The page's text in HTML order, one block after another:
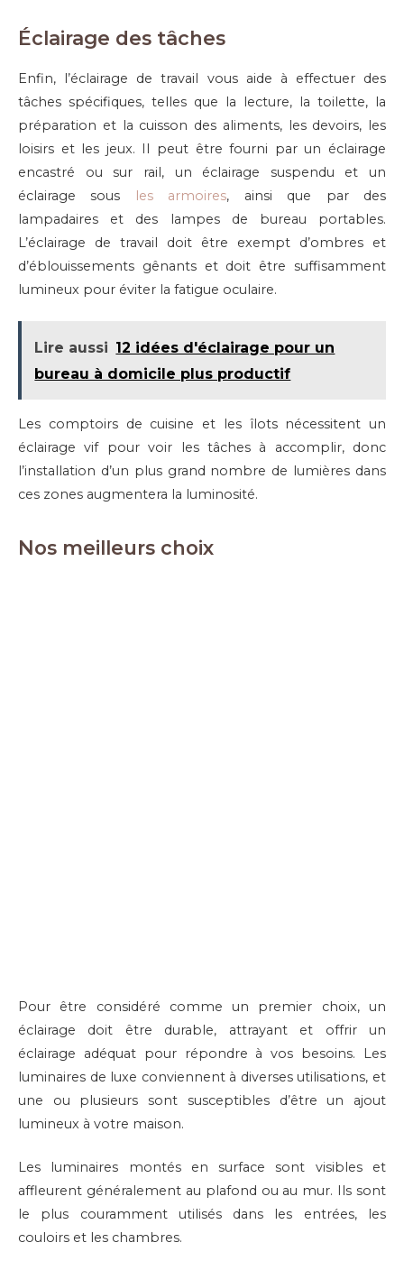
Éclairage des tâches
Enfin, l’éclairage de travail vous aide à effectuer des
tâches spécifiques, telles que la lecture, la toilette, la
préparation et la cuisson des aliments, les devoirs, les
loisirs et les jeux. Il peut être fourni par un éclairage
encastré ou sur rail, un éclairage suspendu et un
éclairage sous
les armoires, ainsi que par des
lampadaires et des lampes de bureau portables.
L’éclairage de travail doit être exempt d’ombres et
d’éblouissements gênants et doit être suffisamment
lumineux pour éviter la fatigue oculaire.
Lire aussi 12 idées d'éclairage pour un
bureau à domicile plus productif
Les comptoirs de cuisine et les îlots nécessitent un
éclairage vif pour voir les tâches à accomplir, donc
l’installation d’un plus grand nombre de lumières dans
ces zones augmentera la luminosité.
Nos meilleurs choix
Pour être considéré comme un premier choix, un
éclairage doit être durable, attrayant et offrir un
éclairage adéquat pour répondre à vos besoins. Les
luminaires de luxe conviennent à diverses utilisations, et
une ou plusieurs sont susceptibles d’être un ajout
lumineux à votre maison.
Les luminaires montés en surface sont visibles et
affleurent généralement au plafond ou au mur. Ils sont
le plus couramment utilisés dans les entrées, les
couloirs et les chambres.